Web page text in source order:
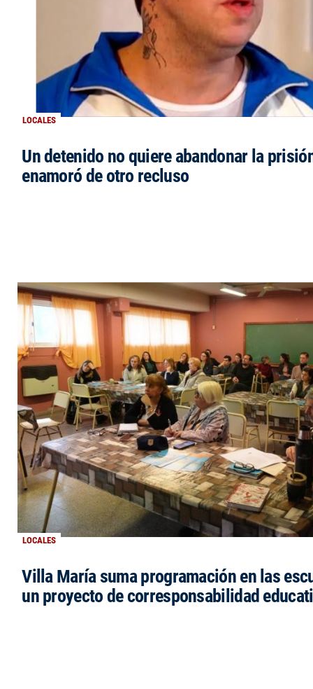
LOCALES
Un detenido no quiere abandonar la
enamoró de otro recluso
LOCALES
Villa María suma programación en las
un proyecto de corresponsabilidad